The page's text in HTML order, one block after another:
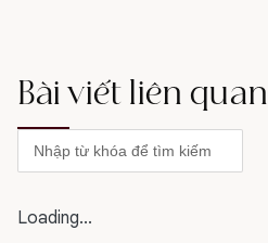
Bài viết liên quan
Loading...